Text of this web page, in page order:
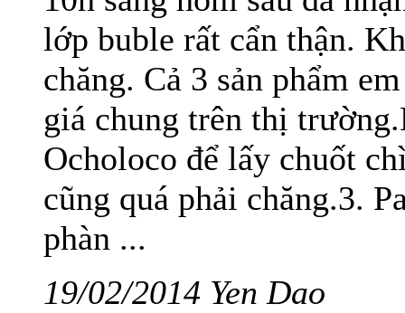
lớp buble rất cẩn thận.
chăng. Cả 3 sản phẩm
giá chung trên thị
Ocholoco để lấy chuốt
cũng quá phải chăng.3.
phàn ...
19/02/2014 Yen Dao